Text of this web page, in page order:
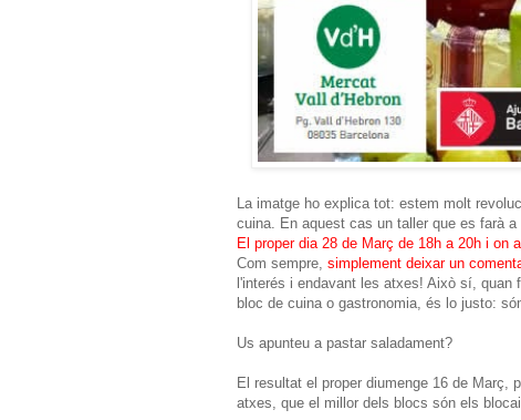
La imatge ho explica tot: estem molt
cuina. En aquest cas un taller que es farà
El proper dia 28 de Març de 18h a 20h i on
Com sempre, simplement deixar un
l'interés i endavant les atxes! Això sí, quan
bloc de cuina o gastronomia, és lo justo:
Us apunteu a pastar saladament?
El resultat el proper diumenge 16 de Març,
atxes, que el millor dels blocs són els